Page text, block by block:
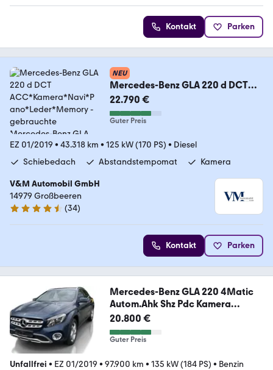
Kontakt Parken
NEU
Mercedes-Benz GLA 220 d DCT
ACC*Kamera*Navi*Pano*Leder*
Memory
22.790 €
Guter Preis
EZ 01/2019 • 43.318 km • 125 kW (170 PS) • Diesel
Schiebedach
Abstandstempomat Kamera
V&M Automobil GmbH
14979 Großbeeren
4.4 Sterne
(34)
Kontakt Parken
Mercedes-Benz GLA 220 4Matic
Autom.Ahk Shz Pdc Kamera
Garantie
20.800 €
Guter Preis
Unfallfrei • EZ 01/2019 • 97.900 km • 135 kW (184 PS) • Benzin